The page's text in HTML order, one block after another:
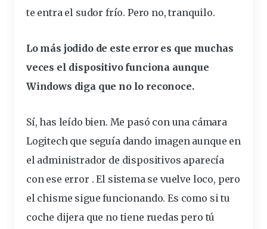
te entra el sudor frío. Pero no, tranquilo.
Lo más jodido de este error es que muchas
veces el dispositivo funciona aunque
Windows diga que no lo reconoce.
Sí, has leído bien. Me pasó con una cámara
Logitech que seguía dando imagen aunque en
el administrador de dispositivos aparecía
con ese error . El sistema se vuelve loco, pero
el chisme sigue funcionando. Es como si tu
coche dijera que no tiene ruedas pero tú